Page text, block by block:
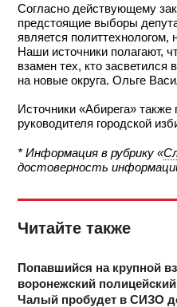
Согласно действующему
предстоящие выборы
является политтехнологом,
Наши источники полагают,
взамен тех, кто
на новые округа. Ольге
Источники «Абирега»
руководителя городской
* Информация в рубрику «
достоверность
Читайте также
Попавшийся на крупной
воронежский
Чалый пробудет в СИЗО